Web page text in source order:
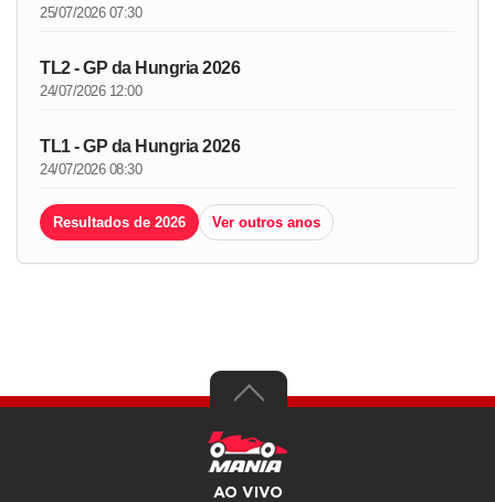
25/07/2026 07:30
TL2 - GP da Hungria 2026
24/07/2026 12:00
TL1 - GP da Hungria 2026
24/07/2026 08:30
Resultados de 2026 Ver outros anos
AO VIVO